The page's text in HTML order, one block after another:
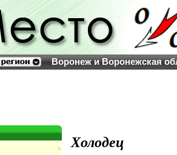
Воронеж и Воронежская
> Холодец